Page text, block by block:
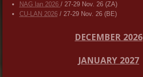
NAG lan 2026 / 27-29 Nov. 26 (ZA)
CU-LAN 2026/ 27-29 Nov. 26 (BE)
DECEMBER 2026
JANUARY 2027